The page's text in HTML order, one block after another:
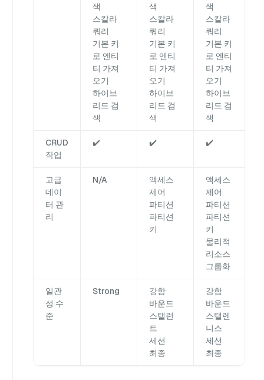
색
스칼라
쿼리
기본 키
로 엔티
티 가져
오기
하이브
리드 검
색
색
스칼라
쿼리
기본 키
로 엔티
티 가져
오기
하이브
리드 검
색
색
스칼라
쿼리
기본 키
로 엔티
티 가져
오기
하이브
리드 검
색
CRUD
작업
✔️ ✔️ ✔️
고급
데이
터 관
리
N/A
액세스
제어
파티션
파티션
키
액세스
제어
파티션
파티션
키
물리적
리소스
그룹화
일관
성 수
준
Strong
강함
바운드
스탤런
트
세션
최종
강함
바운드
스탤렌
니스
세션
최종